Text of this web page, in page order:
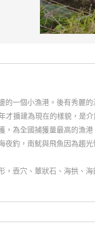
的一個小漁港。後有秀麗
才擴建為現在的樣貌，是
，為全國捕獲量最高的漁
夜釣，南魷與飛魚因為趨
，壺穴、蕈狀石、海拱、